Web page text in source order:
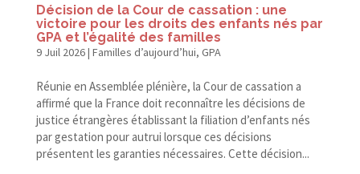
Décision de la Cour de cassation : une
victoire pour les droits des enfants nés par
GPA et l’égalité des familles
9 Juil 2026| Familles d’aujourd’hui, GPA
Réunie en Assemblée plénière, la Cour de cassation a
affirmé que la France doit reconnaître les décisions de
justice étrangères établissant la filiation d’enfants nés
par gestation pour autrui lorsque ces décisions
présentent les garanties nécessaires. Cette décision...